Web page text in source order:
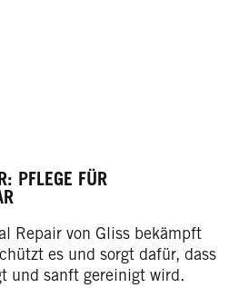
PFLEGE FÜR
Repair von Gliss bekämpft
es und sorgt dafür, dass
und sanft gereinigt wird.